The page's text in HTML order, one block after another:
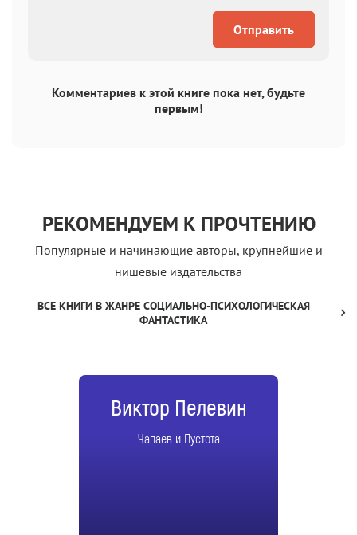
Отправить
Комментариев к этой книге пока нет, будьте
первым!
РЕКОМЕНДУЕМ К ПРОЧТЕНИЮ
Популярные и начинающие авторы, крупнейшие и
нишевые издательства
ВСЕ КНИГИ В ЖАНРЕ СОЦИАЛЬНО-ПСИХОЛОГИЧЕСКАЯ
ФАНТАСТИКА
Виктор Пелевин
Чапаев и Пустота